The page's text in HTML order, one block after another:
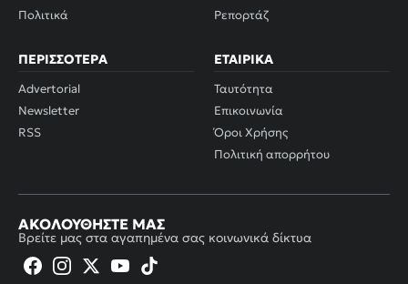
Πολιτικά
Ρεπορτάζ
ΠΕΡΙΣΣΌΤΕΡΑ
Advertorial
Newsletter
RSS
ΕΤΑΙΡΙΚΆ
Ταυτότητα
Επικοινωνία
Όροι Χρήσης
Πολιτική απορρήτου
ΑΚΟΛΟΥΘΉΣΤΕ ΜΑΣ
Βρείτε μας στα αγαπημένα σας κοινωνικά δίκτυα